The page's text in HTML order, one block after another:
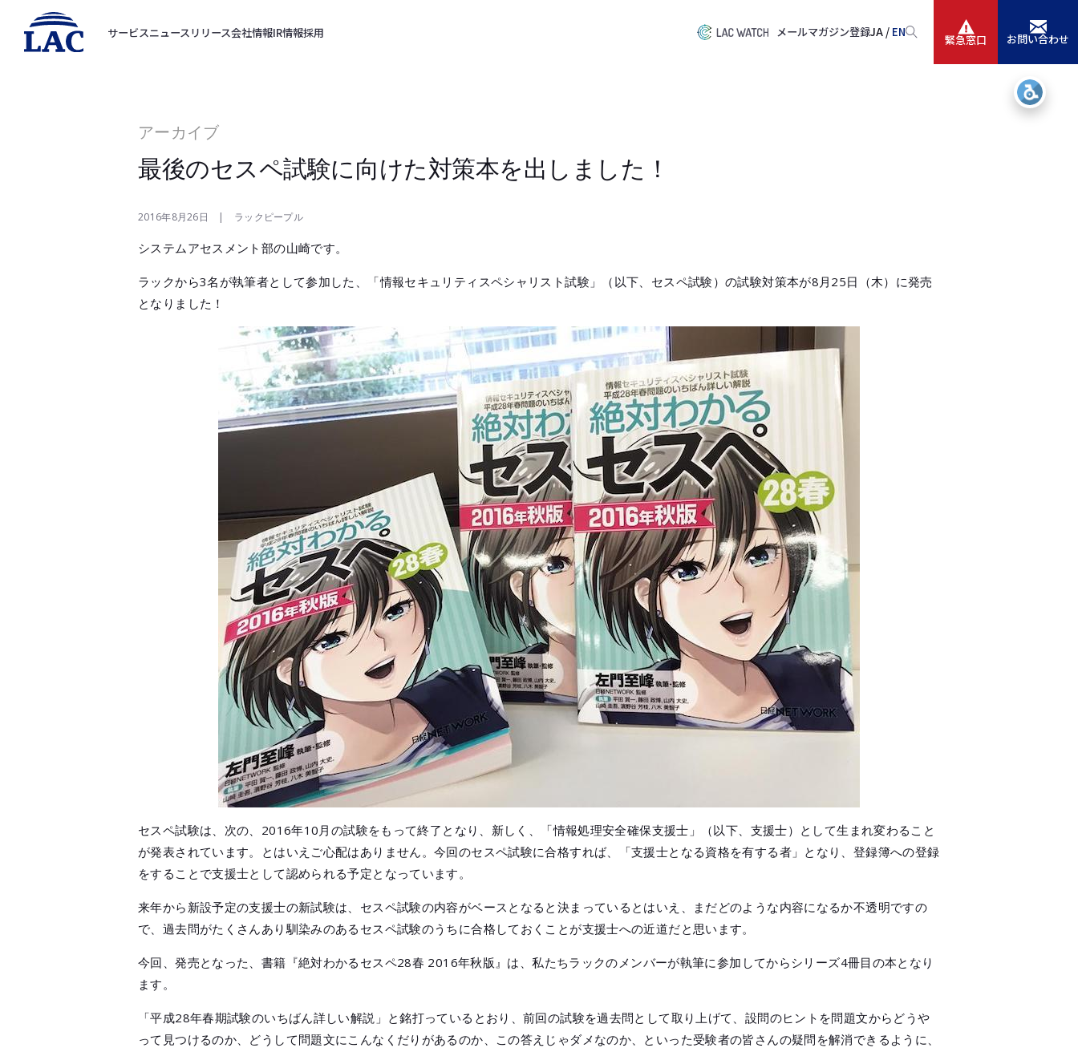
サービスニュースリリース会社情報IR情報採用 メールマガジン登録JA / EN 緊急窓口 お問い合わせ
アーカイブ
最後のセスペ試験に向けた対策本を出しました！
2016年8月26日 | ラックピープル
システムアセスメント部の山崎です。
ラックから3名が執筆者として参加した、「情報セキュリティスペシャリスト試験」（以下、セスペ試験）の試験対策本が8月25日（木）に発売
となりました！
セスペ試験は、次の、2016年10月の試験をもって終了となり、新しく、「情報処理安全確保支援士」（以下、支援士）として生まれ変わること
が発表されています。とはいえご心配はありません。今回のセスペ試験に合格すれば、「支援士となる資格を有する者」となり、登録簿への登録
をすることで支援士として認められる予定となっています。
来年から新設予定の支援士の新試験は、セスペ試験の内容がベースとなると決まっているとはいえ、まだどのような内容になるか不透明ですの
で、過去問がたくさんあり馴染みのあるセスペ試験のうちに合格しておくことが支援士への近道だと思います。
今回、発売となった、書籍『絶対わかるセスペ28春 2016年秋版』は、私たちラックのメンバーが執筆に参加してからシリーズ4冊目の本となり
ます。
「平成28年春期試験のいちばん詳しい解説」と銘打っているとおり、前回の試験を過去問として取り上げて、設問のヒントを問題文からどうや
って見つけるのか、どうして問題文にこんなくだりがあるのか、この答えじゃダメなのか、といった受験者の皆さんの疑問を解消できるように、